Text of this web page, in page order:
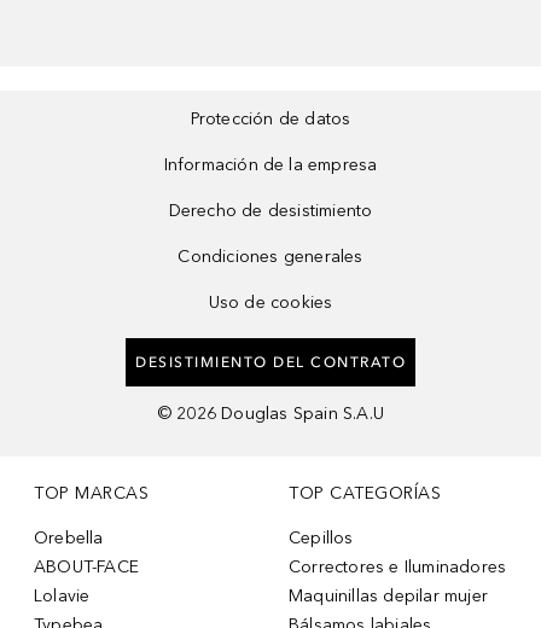
Protección de datos
Información de la empresa
Derecho de desistimiento
Condiciones generales
Uso de cookies
DESISTIMIENTO DEL CONTRATO
© 2026 Douglas Spain S.A.U
TOP MARCAS
Orebella
ABOUT-FACE
Lolavie
TOP CATEGORÍAS
Cepillos
Correctores e Iluminadores
Maquinillas depilar mujer